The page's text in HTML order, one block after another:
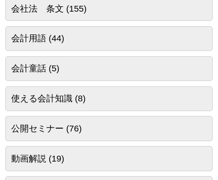
会社法 条文 (155)
会計用語(44)
会計童話(5)
使える会計知識(8)
公開セミナー (76)
動画解説 (19)